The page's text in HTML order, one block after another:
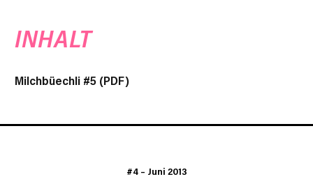
INHALT
Milchbüechli #5 (PDF)
#4– Juni 2013